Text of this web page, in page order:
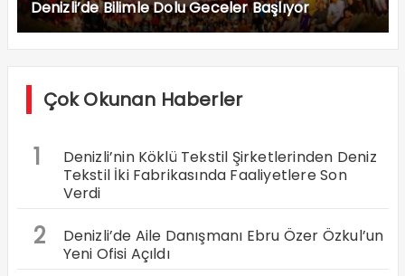
Denizli’de Bilimle Dolu Geceler Başlıyor
Çok Okunan Haberler
1
Denizli’nin Köklü Tekstil Şirketlerinden Deniz
Tekstil İki Fabrikasında Faaliyetlere Son
Verdi
2
Denizli’de Aile Danışmanı Ebru Özer Özkul’un
Yeni Ofisi Açıldı